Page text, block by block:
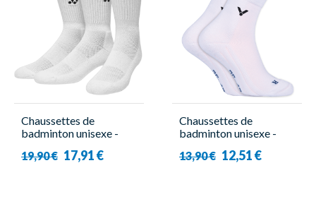
Chaussettes de
badminton unisexe -
19,90 € 17,91 €
Chaussettes de
badminton unisexe -
Performance ( x2 )
13,90 € 12,51 €